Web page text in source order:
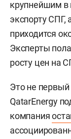
крупнейшим в
экспорту
приходится
Эксперты
росту цен на
Это не первый
QatarEnergy
компания